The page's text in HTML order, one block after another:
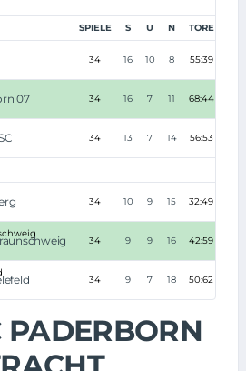
SPIELE S U N TORE
34 16 10 8 55:39
07 34 16 7 11 68:44
34 13 7 14 56:53
34 10 9 15 32:49
34 9 9 16 42:59
34 9 7 18 50:62
PADERBORN